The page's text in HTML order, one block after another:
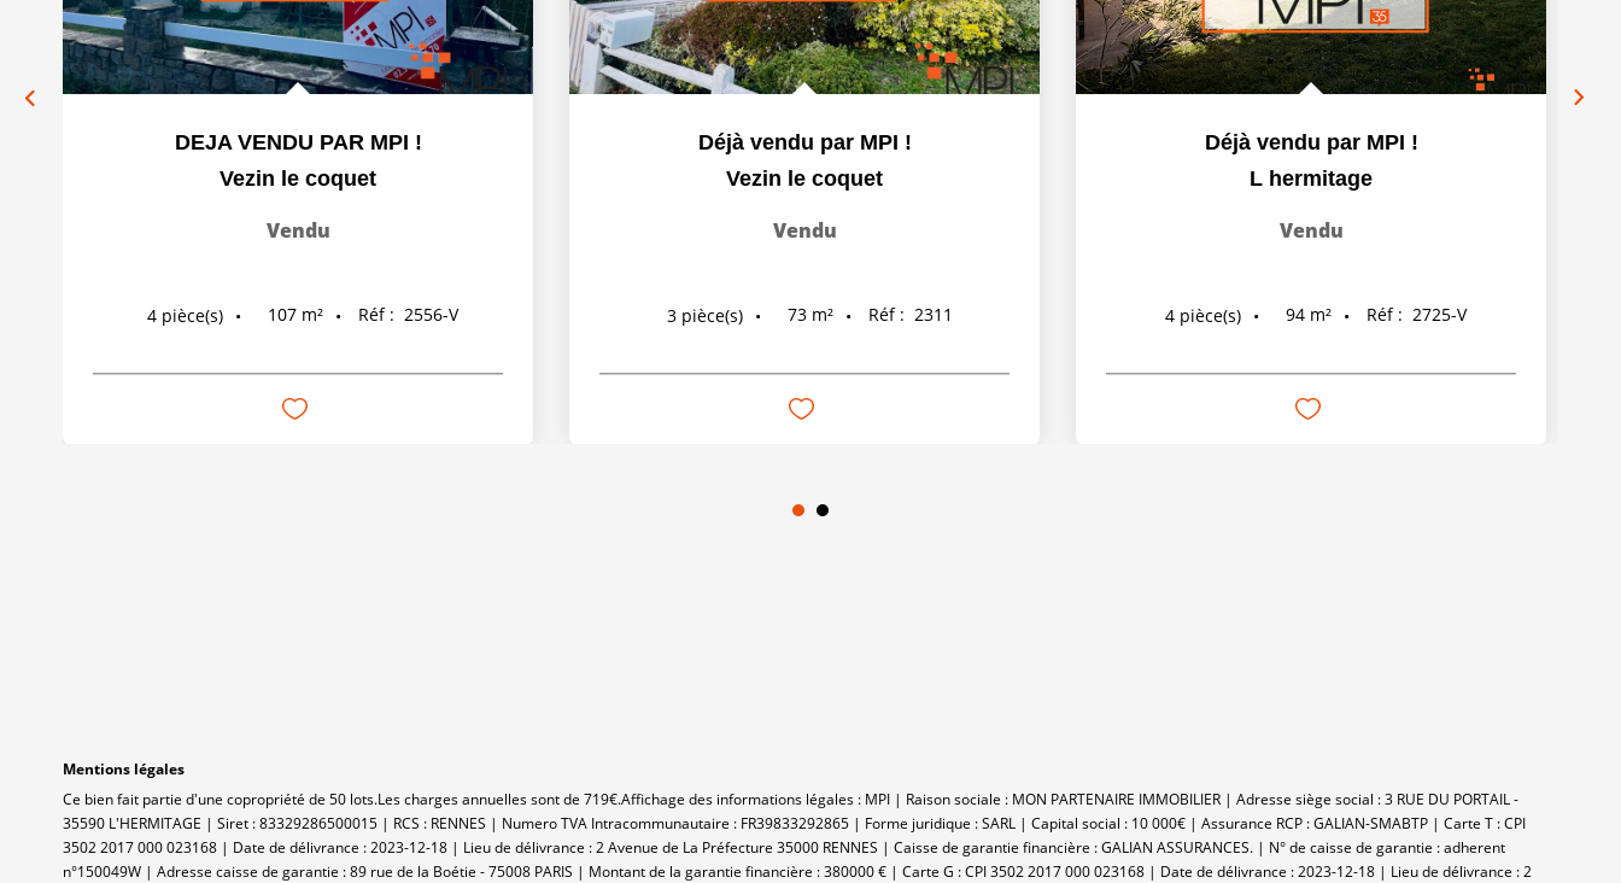
DEJA VENDU PAR MPI !
Vezin le coquet
Vendu
4 pièce(s) 107 m² Réf : 2556-V
Déjà vendu par MPI !
Vezin le coquet
Vendu
3 pièce(s) 73 m² Réf : 2311
Déjà vendu par MPI !
L hermitage
Vendu
4 pièce(s) 94 m² Réf : 2725-V
Mentions légales
Ce bien fait partie d'une copropriété de 50 lots.Les charges annuelles sont de 719€.Affichage des informations légales : MPI | Raison sociale : MON PARTENAIRE IMMOBILIER | Adresse siège social : 3 RUE DU PORTAIL -
35590 L'HERMITAGE | Siret : 83329286500015 | RCS : RENNES | Numero TVA Intracommunautaire : FR39833292865 | Forme juridique : SARL | Capital social : 10 000€ | Assurance RCP : GALIAN-SMABTP | Carte T : CPI
3502 2017 000 023168 | Date de délivrance : 2023-12-18 | Lieu de délivrance : 2 Avenue de La Préfecture 35000 RENNES | Caisse de garantie financière : GALIAN ASSURANCES. | N° de caisse de garantie : adherent
n°150049W | Adresse caisse de garantie : 89 rue de la Boétie - 75008 PARIS | Montant de la garantie financière : 380000 € | Carte G : CPI 3502 2017 000 023168 | Date de délivrance : 2023-12-18 | Lieu de délivrance : 2